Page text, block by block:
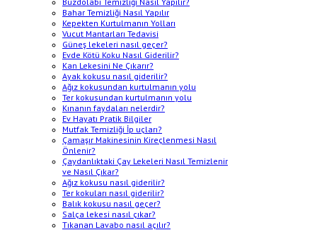
Bahar Temizliği Nasıl Yapılır
Kepekten Kurtulmanın Yolları
Vucut Mantarları Tedavisi
Güneş lekeleri nasıl geçer?
Evde Kötü Koku Nasıl Giderilir?
Kan Lekesini Ne Çıkarır?
Ayak kokusu nasıl giderilir?
Ağız kokusundan kurtulmanın yolu
Ter kokusundan kurtulmanın yolu
Kınanın faydaları nelerdir?
Ev Hayatı Pratik Bilgiler
Mutfak Temizliği İp uçları?
Çamaşır Makinesinin Kireçlenmesi Nasıl
Önlenir?
Çaydanlıktaki Çay Lekeleri Nasıl Temizlenir
ve Nasıl Çıkar?
Ağız kokusu nasıl giderilir?
Ter kokuları nasıl giderilir?
Balık kokusu nasıl geçer?
Salça lekesi nasıl çıkar?
Tıkanan Lavabo nasıl açılır?